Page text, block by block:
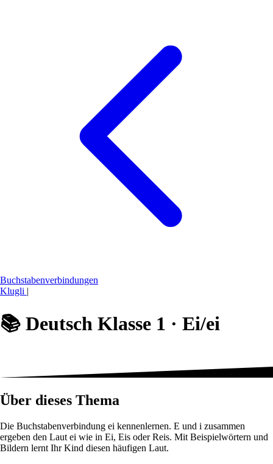
Buchstabenverbindungen
Klugli |
📚 Deutsch Klasse 1 · Ei/ei
Über dieses Thema
Die Buchstabenverbindung ei kennenlernen. E und i zusammen
ergeben den Laut ei wie in Ei, Eis oder Reis. Mit Beispielwörtern und
Bildern lernt Ihr Kind diesen häufigen Laut.